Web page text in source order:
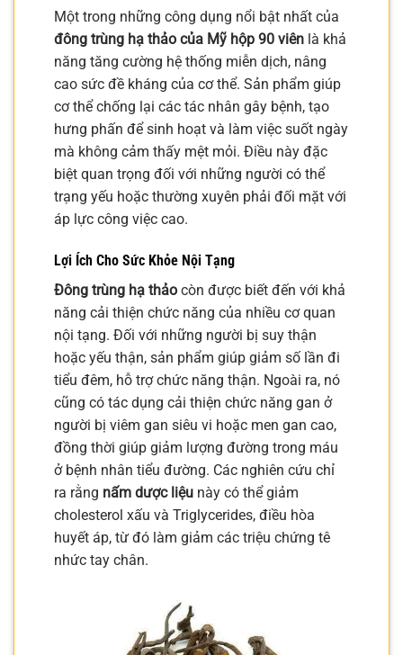
Một trong những công dụng nổi bật nhất của
đông trùng hạ thảo của Mỹ hộp 90 viên là khả
năng tăng cường hệ thống miễn dịch, nâng
cao sức đề kháng của cơ thể. Sản phẩm giúp
cơ thể chống lại các tác nhân gây bệnh, tạo
hưng phấn để sinh hoạt và làm việc suốt ngày
mà không cảm thấy mệt mỏi. Điều này đặc
biệt quan trọng đối với những người có thể
trạng yếu hoặc thường xuyên phải đối mặt với
áp lực công việc cao.
Lợi Ích Cho Sức Khỏe Nội Tạng
Đông trùng hạ thảo còn được biết đến với khả
năng cải thiện chức năng của nhiều cơ quan
nội tạng. Đối với những người bị suy thận
hoặc yếu thận, sản phẩm giúp giảm số lần đi
tiểu đêm, hỗ trợ chức năng thận. Ngoài ra, nó
cũng có tác dụng cải thiện chức năng gan ở
người bị viêm gan siêu vi hoặc men gan cao,
đồng thời giúp giảm lượng đường trong máu
ở bệnh nhân tiểu đường. Các nghiên cứu chỉ
ra rằng nấm dược liệu này có thể giảm
cholesterol xấu và Triglycerides, điều hòa
huyết áp, từ đó làm giảm các triệu chứng tê
nhức tay chân.